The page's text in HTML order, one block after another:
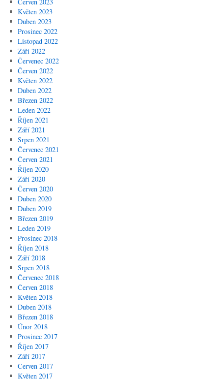
Květen 2023
Duben 2023
Prosinec 2022
Listopad 2022
Září 2022
Červenec 2022
Červen 2022
Květen 2022
Duben 2022
Březen 2022
Leden 2022
Říjen 2021
Září 2021
Srpen 2021
Červenec 2021
Červen 2021
Říjen 2020
Září 2020
Červen 2020
Duben 2020
Duben 2019
Březen 2019
Leden 2019
Prosinec 2018
Říjen 2018
Září 2018
Srpen 2018
Červenec 2018
Červen 2018
Květen 2018
Duben 2018
Březen 2018
Únor 2018
Prosinec 2017
Říjen 2017
Září 2017
Červen 2017
Květen 2017